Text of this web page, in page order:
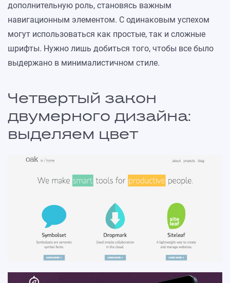
дополнительную роль, становясь важным
навигационным элементом. С одинаковым успехом
могут использоваться как простые, так и сложные
шрифты. Нужно лишь добиться того, чтобы все было
выдержано в минималистичном стиле.
Четвертый закон
двумерного дизайна:
выделяем цвет